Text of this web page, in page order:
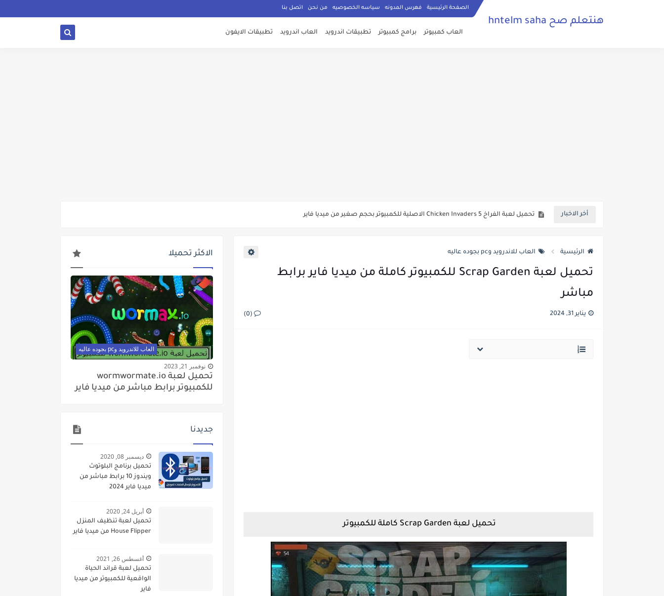
الصفحة الرئيسية فهرس المدونه سياسه الخصوصيه من نحن اتصل بنا
هنتعلم صح hntelm saha
العاب كمبيوتر برامج كمبيوتر تطبيقات اندرويد العاب اندرويد تطبيقات الايفون
أخر الاخبار تحميل لعبة beach head 2002 كاملة مجانا للكمبيوتر بحجم صغير ميديا فاير
تحميل لعبة bus simulator 2018 للكمبيوتر مضغوطة من ميديا فاير
تحميل لعبة plants vs zombies 2 للكمبيوتر بحجم صغيرمن ميديا فاير
الرئيسية العاب للاندرويد وpc بجوده عاليه
تحميل لعبة Scrap Garden للكمبيوتر كاملة من ميديا فاير برابط
مباشر
يناير 31, 2024 (0)
تحميل لعبة Scrap Garden كاملة للكمبيوتر
الاكثر تحميلا
العاب للاندرويد وpc بجوده عاليه
نوفمبر 21, 2023
تحميل لعبة wormwormate.io
للكمبيوتر برابط مباشر من ميديا فاير
جديدنا
ديسمبر 08, 2020
تحميل برنامج البلوتوث
ويندوز 10 برابط مباشر من
ميديا فاير 2024
أبريل 24, 2020
تحميل لعبة تنظيف المنزل
House Flipper من ميديا فاير
أغسطس 26, 2021
تحميل لعبة قراند الحياة
الواقعية للكمبيوتر من ميديا
فاير